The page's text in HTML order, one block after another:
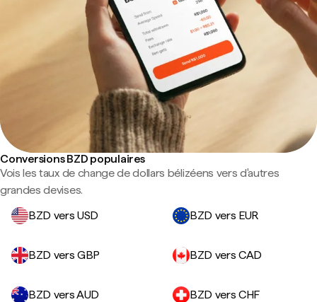
Conversions BZD populaires
Vois les taux de change de dollars bélizéens vers d'autres
grandes devises.
BZD vers USD
BZD vers EUR
BZD vers GBP BZD vers CAD
BZD vers AUD BZD vers CHF